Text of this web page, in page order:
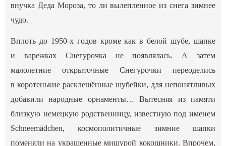
внучка Деда Мороза, то ли вылепленное из снега зимнее
чудо.
Вплоть до 1950-х годов кроме как в белой шубе, шапке
и варежках Снегурочка не появлялась. А затем
малолетние открыточные Снегурочки переоделись
в коротенькие расклешённые шубейки, для непонятливых
добавили народные орнаменты… Вытесняя из памяти
близкую немецкую родственницу, известную под именем
Schneemädchen, космополитичные зимние шапки
поменяли на украшенные мишурой кокошники. Впрочем,